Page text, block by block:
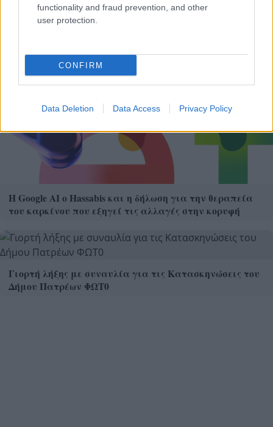
functionality and fraud prevention, and other
user protection.
CONFIRM
Data Deletion Data Access Privacy Policy
χρήματα «μέσα»;
Η Google ΑΙ ο Hassabis και η δήλωση για την θεραπεία
του καρκίνου που εξηγεί τις αλλαγές στην κορυφή
Γιορτή λήξης με συναυλία για τις Κατασκηνώσεις του
Δήμου Πατρέων ΦΩΤ0